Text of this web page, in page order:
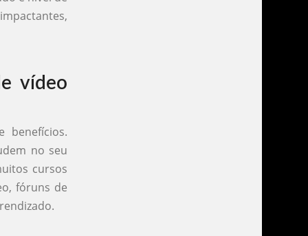
vídeo
no seu
cursos
fóruns de